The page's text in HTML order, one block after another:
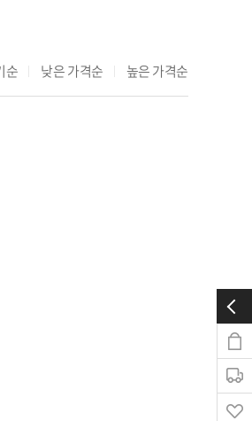
순 낮은 가격순 높은 가격순